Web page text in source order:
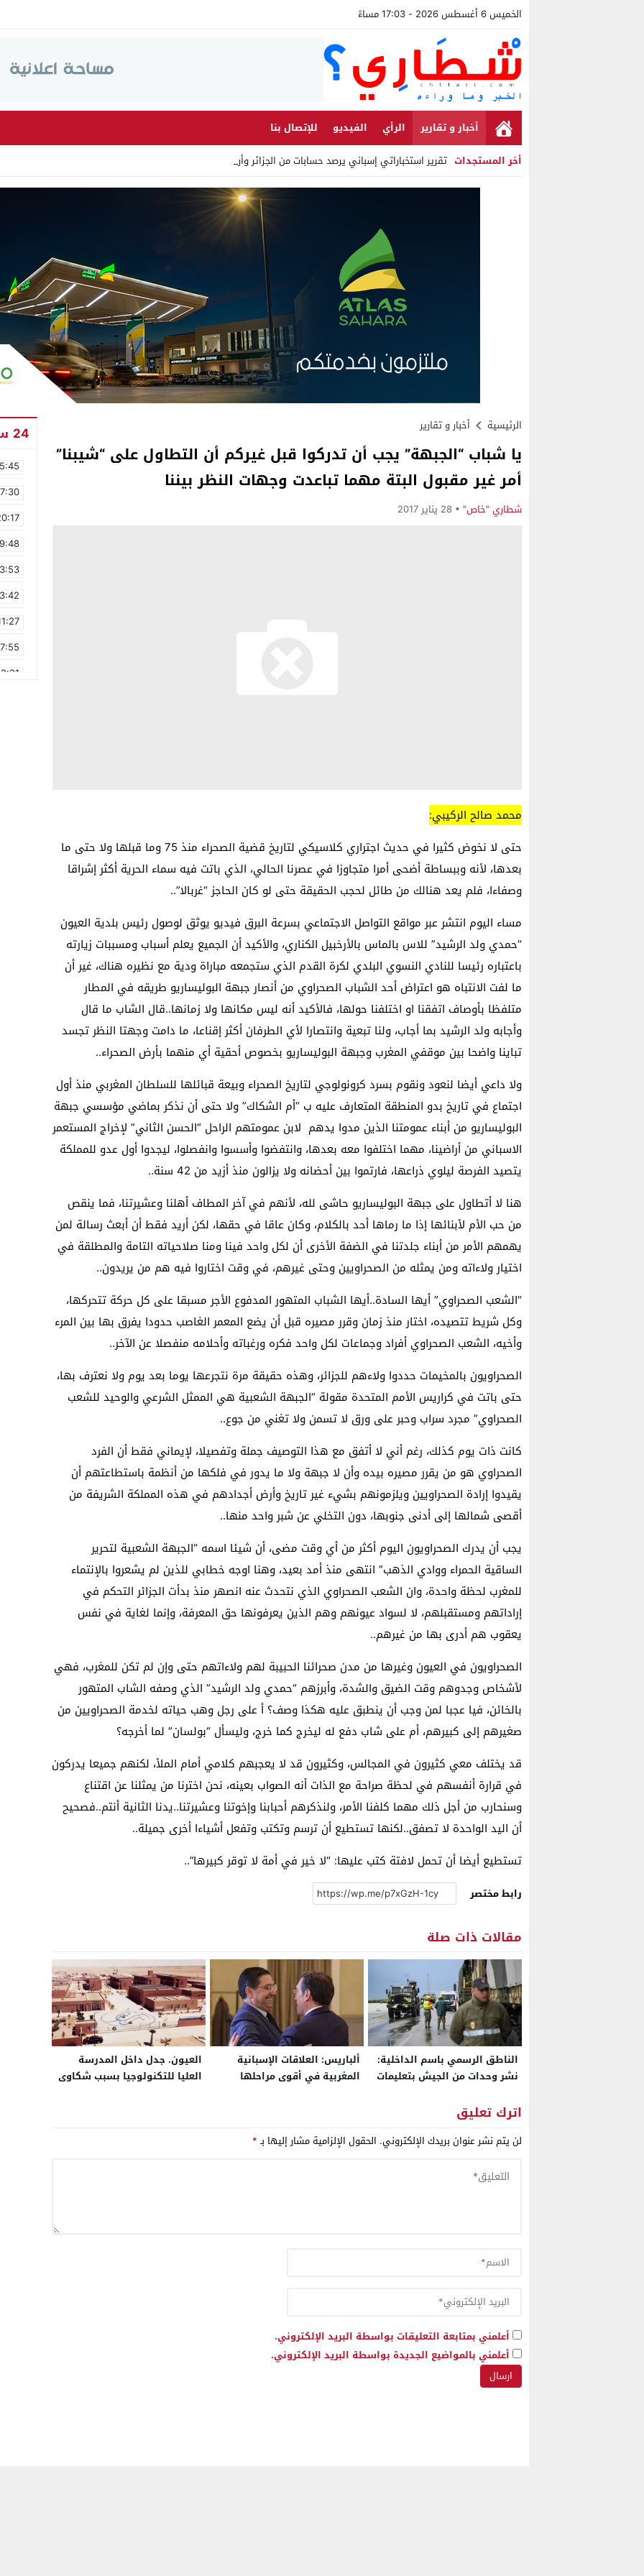
الخميس 6 أغسطس 2026 - 17:03 مساءً
أخبار و تقارير الرأي الفيديو
للإتصال بنا
أخر المستجدات تقرير استخباراتي إسباني يرصد حسابات من الجزائر وأرقاما بـ”_
Stop
الرئيسية أخبار و تقارير
يا شباب “الجبهة” يجب أن تدركوا قبل غيركم أن التطاول على “شيبنا”
أمر غير مقبول البتة مهما تباعدت وجهات النظر بيننا
شطاري "خاص" 28 يناير 2017
محمد صالح الركيبي:
حتى لا نخوض كثيرا في حديث اجتراري كلاسيكي لتاريخ قضية الصحراء منذ 75 وما قبلها ولا حتى ما
بعدها، لأنه وببساطة أضحى أمرا متجاوزا في عصرنا الحالي، الذي باتت فيه سماء الحرية أكثر إشراقا
وصفاءا، فلم يعد هنالك من طائل لحجب الحقيقة حتى لو كان الحاجز “غربالا”..
مساء اليوم انتشر عبر مواقع التواصل الاجتماعي بسرعة البرق فيديو يوثق لوصول رئيس بلدية العيون
“حمدي ولد الرشيد” للاس بالماس بالأرخبيل الكناري، والأكيد أن الجميع يعلم أسباب ومسببات زيارته
باعتباره رئيسا للنادي النسوي البلدي لكرة القدم الذي ستجمعه مباراة ودية مع نظيره هناك، غير أن
ما لفت الانتباه هو اعتراض أحد الشباب الصحراوي من أنصار جبهة البوليساريو طريقه في المطار
متلفظا بأوصاف اتفقنا او اختلفنا حولها، فالأكيد أنه ليس مكانها ولا زمانها..قال الشاب ما قال
وأجابه ولد الرشيد بما أجاب، ولنا تبعية وانتصارا لأي الطرفان أكثر إقناعا، ما دامت وجهتا النظر تجسد
تباينا واضحا بين موقفي المغرب وجبهة البوليساريو بخصوص أحقية أي منهما بأرض الصحراء..
ولا داعي أيضا لنعود ونقوم بسرد كرونولوجي لتاريخ الصحراء وبيعة قبائلها للسلطان المغربي منذ أول
اجتماع في تاريخ بدو المنطقة المتعارف عليه ب “أم الشكاك” ولا حتى أن نذكر بماضي مؤسسي جبهة
البوليساريو من أبناء عمومتنا الذين مدوا يدهم لابن عمومتهم الراحل “الحسن الثاني” لإخراج المستعمر
الاسباني من أراضينا، مهما اختلفوا معه بعدها، وانتفضوا وأسسوا وانفصلوا، ليجدوا أول عدو للمملكة
يتصيد الفرصة ليلوي ذراعها، فارتموا بين أحضانه ولا يزالون منذ أزيد من 42 سنة..
هنا لا أتطاول على جبهة البوليساريو حاشى لله، لأنهم في آخر المطاف أهلنا وعشيرتنا، فما ينقص
من حب الأم لأبنائها إذا ما رماها أحد بالكلام، وكان عاقا في حقها، لكن أريد فقط أن أبعث رسالة لمن
يهمهم الأمر من أبناء جلدتنا في الضفة الأخرى أن لكل واحد فينا ومنا صلاحياته التامة والمطلقة في
اختيار ولاءاته ومن يمثله من الصحراويين وحتى غيرهم، في وقت اختاروا فيه هم من يريدون..
“الشعب الصحراوي” أيها السادة..أيها الشباب المتهور المدفوع الأجر مسبقا على كل حركة تتحركها،
وكل شريط تتصيده، اختار منذ زمان وقرر مصيره قبل أن يضع المعمر الغاصب حدودا يفرق بها بين المرء
وأخيه، الشعب الصحراوي أفراد وجماعات لكل واحد فكره ورغباته وأحلامه منفصلا عن الآخر..
الصحراويون بالمخيمات حددوا ولاءهم للجزائر، وهذه حقيقة مرة نتجرعها يوما بعد يوم ولا نعترف بها،
حتى باتت في كراريس الأمم المتحدة مقولة “الجبهة الشعبية هي الممثل الشرعي والوحيد للشعب
الصحراوي” مجرد سراب وحبر على ورق لا تسمن ولا تغني من جوع..
كانت ذات يوم كذلك، رغم أني لا أتفق مع هذا التوصيف جملة وتفصيلا، لإيماني فقط أن الفرد
الصحراوي هو من يقرر مصيره بيده وأن لا جبهة ولا ما يدور في فلكها من أنظمة باستطاعتهم أن
يقيدوا إرادة الصحراويين ويلزمونهم بشيء غير تاريخ وأرض أجدادهم في هذه المملكة الشريفة من
أقصى شمالها إلى أدنى جنوبها، دون التخلي عن شبر واحد منها..
يجب أن يدرك الصحراويون اليوم أكثر من أي وقت مضى، أن شيئا اسمه “الجبهة الشعبية لتحرير
الساقية الحمراء ووادي الذهب” انتهى منذ أمد بعيد، وهنا اوجه خطابي للذين لم يشعروا بالإنتماء
للمغرب لحظة واحدة، وان الشعب الصحراوي الذي نتحدث عنه انصهر منذ بدأت الجزائر التحكم في
إراداتهم ومستقبلهم، لا لسواد عيونهم وهم الذين يعرفونها حق المعرفة، وإنما لغاية في نفس
يعقوب هم أدرى بها من غيرهم..
الصحراويون في العيون وغيرها من مدن صحرائنا الحبيبة لهم ولاءاتهم حتى وإن لم تكن للمغرب، فهي
لأشخاص وجدوهم وقت الضيق والشدة، وأبرزهم “حمدي ولد الرشيد” الذي وصفه الشاب المتهور
بالخائن، فيا عجبا لمن وجب أن ينطبق عليه هكذا وصف؟ أ على رجل وهب حياته لخدمة الصحراويين من
صغيرهم إلى كبيرهم، أم على شاب دفع له ليخرج كما خرج، وليسأل “بولسان” لما أخرجه؟
قد يختلف معي كثيرون في المجالس، وكثيرون قد لا يعجبهم كلامي أمام الملأ، لكنهم جميعا يدركون
في قرارة أنفسهم في لحظة صراحة مع الذات أنه الصواب بعينه، نحن اخترنا من يمثلنا عن اقتناع
وسنحارب من أجل ذلك مهما كلفنا الأمر، ولنذكرهم أحبابنا وإخوتنا وعشيرتنا..يدنا الثانية أنتم..فصحيح
أن اليد الواحدة لا تصفق..لكنها تستطيع أن ترسم وتكتب وتفعل أشياءا أخرى جميلة..
تستطيع أيضا أن تحمل لافتة كتب عليها: “لا خير في أمة لا توقر كبيرها”..
رابط مختصر
مقالات ذات صلة
الناطق الرسمي باسم الداخلية:
نشر وحدات من الجيش بتعليمات
لإجلاء المواطنين من مناطق
الفيضانات.. والعملية شملت أكثر
من 108 آلاف شخص
ألباريس: العلاقات الإسبانية
المغربية في أقوى مراحلها
العيون. جدل داخل المدرسة
العليا للتكنولوجيا بسبب شكاوى
اترك تعليق
لن يتم نشر عنوان بريدك الإلكتروني. الحقول الإلزامية مشار إليها بـ*
أعلمني بمتابعة التعليقات بواسطة البريد الإلكتروني.
أعلمني بالمواضيع الجديدة بواسطة البريد الإلكتروني.
24 ساعة